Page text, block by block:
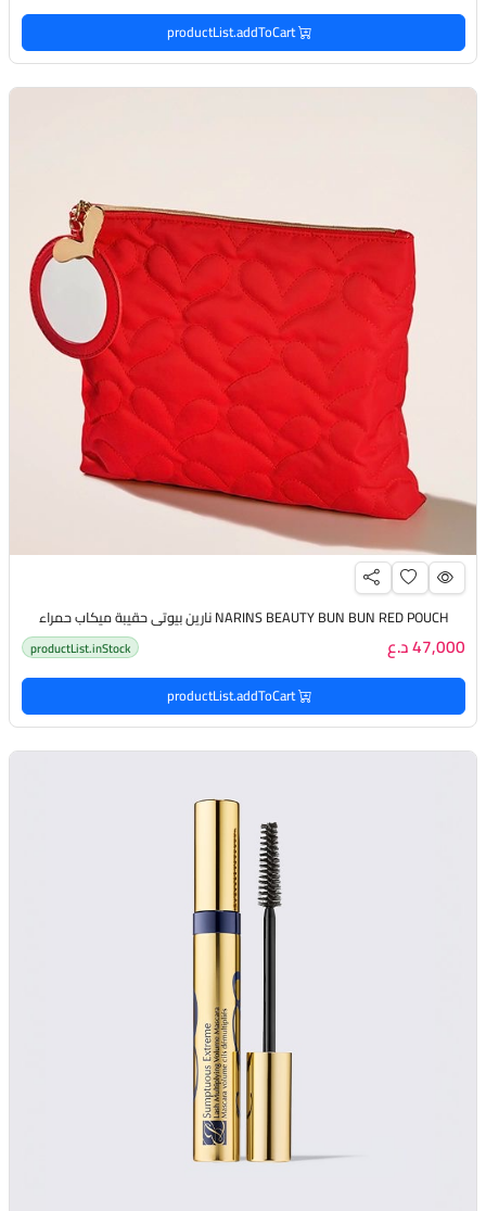
productList.addToCart
NARINS BEAUTY BUN BUN RED POUCH نارين بيوتي حقيبة ميكاب حمراء
47,000 د.ع productList.inStock
productList.addToCart